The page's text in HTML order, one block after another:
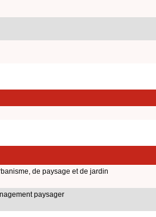
de paysage et de jardin
paysager